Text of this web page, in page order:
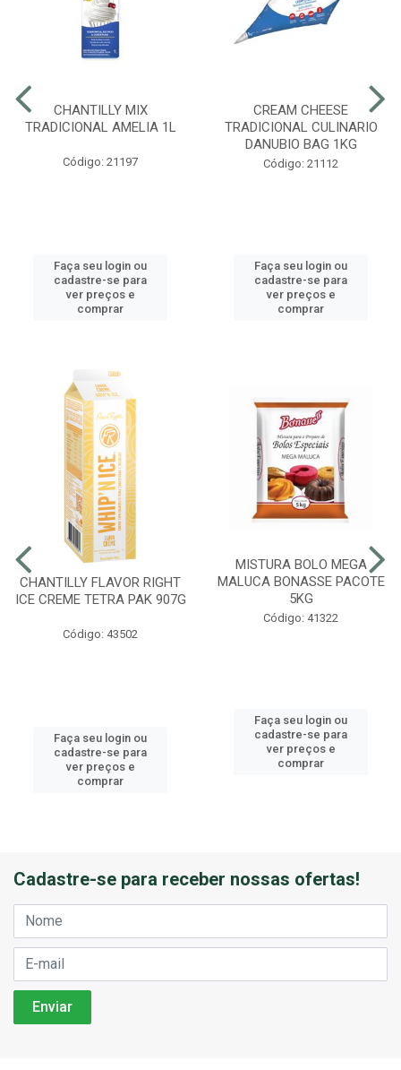
CHANTILLY MIX
TRADICIONAL AMELIA 1L
Código: 21197
Faça seu login ou
cadastre-se para
ver preços e
comprar
CREAM CHEESE
TRADICIONAL CULINARIO
DANUBIO BAG 1KG
Código: 21112
Faça seu login ou
cadastre-se para
ver preços e
comprar
CHANTILLY FLAVOR RIGHT
ICE CREME TETRA PAK 907G
Código: 43502
Faça seu login ou
cadastre-se para
ver preços e
comprar
MISTURA BOLO MEGA
MALUCA BONASSE PACOTE
5KG
Código: 41322
Faça seu login ou
cadastre-se para
ver preços e
comprar
Cadastre-se para receber nossas ofertas!